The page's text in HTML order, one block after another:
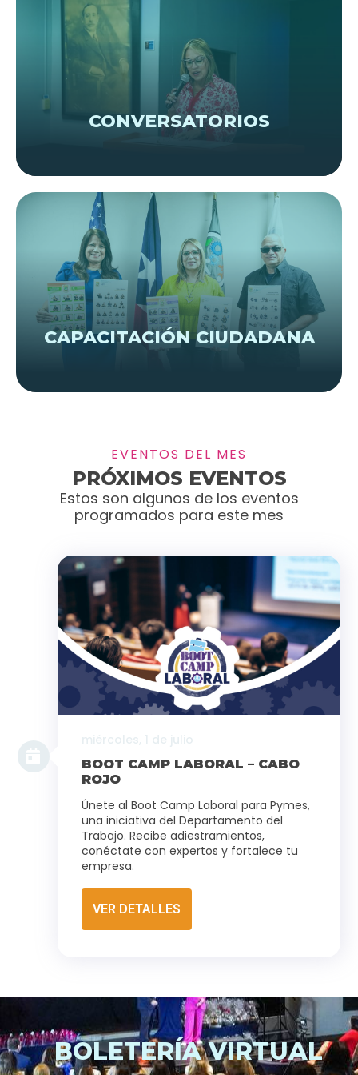
CONVERSATORIOS
VER EVENTOS
CAPACITACIÓN CIUDADANA
VER EVENTOS
EVENTOS DEL MES
PRÓXIMOS EVENTOS
Estos son algunos de los eventos
programados para este mes
miércoles, 1 de julio
BOOT CAMP LABORAL – CABO
ROJO
Únete al Boot Camp Laboral para Pymes,
una iniciativa del Departamento del
Trabajo. Recibe adiestramientos,
conéctate con expertos y fortalece tu
empresa.
VER DETALLES
BOLETERÍA VIRTUAL